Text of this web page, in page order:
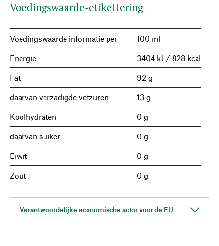
Voedingswaarde-etikettering
Voedingswaarde informatie per 100 ml
Energie 3404 kJ / 828 kcal
Fat 92 g
daarvan verzadigde vetzuren 13 g
Koolhydraten 0 g
daarvan suiker 0 g
Eiwit 0 g
Zout 0 g
Verantwoordelijke economische actor voor de EU